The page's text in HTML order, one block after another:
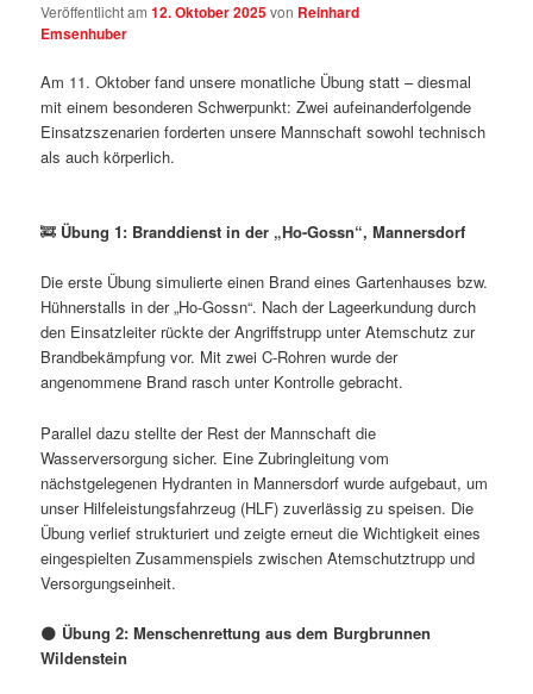
Veröffentlicht am12. Oktober 2025von Reinhard
Emsenhuber
Am 11. Oktober fand unsere monatliche Übung statt – diesmal
mit einem besonderen Schwerpunkt: Zwei aufeinanderfolgende
Einsatzszenarien forderten unsere Mannschaft sowohl technisch
als auch körperlich.
🚒 Übung 1: Branddienst in der „Ho-Gossn“, Mannersdorf
Die erste Übung simulierte einen Brand eines Gartenhauses bzw.
Hühnerstalls in der „Ho-Gossn“. Nach der Lageerkundung durch
den Einsatzleiter rückte der Angriffstrupp unter Atemschutz zur
Brandbekämpfung vor. Mit zwei C-Rohren wurde der
angenommene Brand rasch unter Kontrolle gebracht.
Parallel dazu stellte der Rest der Mannschaft die
Wasserversorgung sicher. Eine Zubringleitung vom
nächstgelegenen Hydranten in Mannersdorf wurde aufgebaut, um
unser Hilfeleistungsfahrzeug (HLF) zuverlässig zu speisen. Die
Übung verlief strukturiert und zeigte erneut die Wichtigkeit eines
eingespielten Zusammenspiels zwischen Atemschutztrupp und
Versorgungseinheit.
🌑 Übung 2: Menschenrettung aus dem Burgbrunnen
Wildenstein